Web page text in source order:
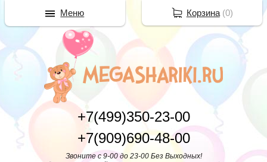
+7(499)350-23-00
+7(909)690-48-00
Звоните с 9-00 до 23-00 Без Выходных!
Корзина(0)
Меню